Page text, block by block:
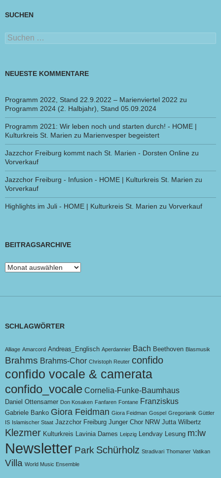
SUCHEN
Suchen
nach:
NEUESTE KOMMENTARE
Programm 2022, Stand 22.9.2022 – Marienviertel 2022 zu
Programm 2024 (2. Halbjahr), Stand 05.09.2024
Programm 2021: Wir leben noch und starten durch! - HOME |
Kulturkreis St. Marien zu Marienvesper begeistert
Jazzchor Freiburg kommt nach St. Marien - Dorsten Online zu
Vorverkauf
Jazzchor Freiburg - Infusion - HOME | Kulturkreis St. Marien zu
Vorverkauf
Highlights im Juli - HOME | Kulturkreis St. Marien zu Vorverkauf
BEITRAGSARCHIVE
Beitragsarchive
SCHLAGWÖRTER
Alliage Amarcord Andreas_Englisch Aperdannier Bach Beethoven Blasmusik
Brahms Brahms-Chor Christoph Reuter confido
confido vocale & camerata
confido_vocale Cornelia-Funke-Baumhaus
Daniel Ottensamer Don Kosaken Fanfaren Fontane Franziskus
Gabriele Banko Giora Feidman Giora Feidman Gospel Gregorianik Güttler
IS Islamischer Staat Jazzchor Freiburg Junger Chor NRW Jutta Wilbertz
Klezmer Kulturkreis Lavinia Dames Leipzig Lendvay Lesung m:lw
Newsletter Park Schürholz Stradivari Thomaner Vatikan
Villa World Music Ensemble